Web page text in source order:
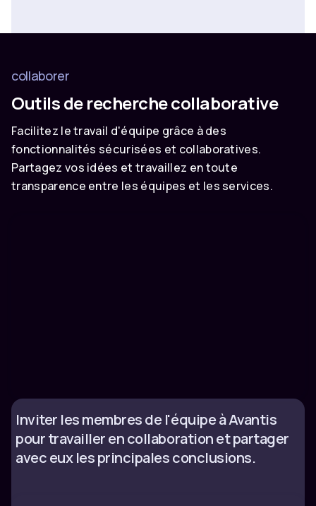
collaborer
Outils de recherche collaborative
Facilitez le travail d'équipe grâce à des
fonctionnalités sécurisées et collaboratives.
Partagez vos idées et travaillez en toute
transparence entre les équipes et les services.
Inviter les membres de l'équipe à Avantis
pour travailler en collaboration et partager
avec eux les principales conclusions.